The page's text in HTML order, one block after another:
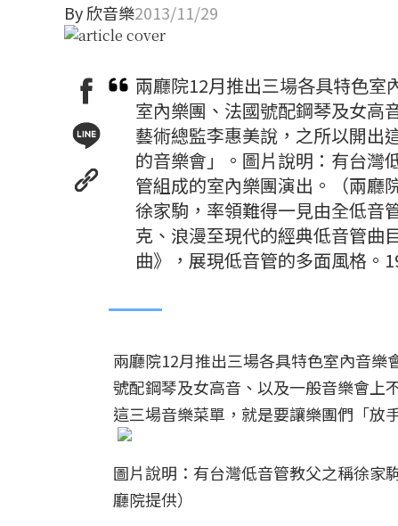
By欣音樂2013/11/29
兩廳院12月推出三場各具特色室
室內樂團、法國號配鋼琴及女高
藝術總監李惠美說，之所以開出
的音樂會」。圖片說明：有台灣
管組成的室內樂團演出。（兩廳
徐家駒，率領難得一見由全低音
克、浪漫至現代的經典低音管曲
曲》，展現低音管的多面風格。
兩廳院12月推出三場各具特色室內音
號配鋼琴及女高音、以及一般音樂會上
這三場音樂菜單，就是要讓樂團們「放
圖片說明：有台灣低音管教父之稱徐家
廳院提供）